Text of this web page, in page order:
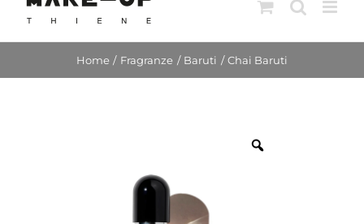
Home Fragranze Baruti Chai Baruti